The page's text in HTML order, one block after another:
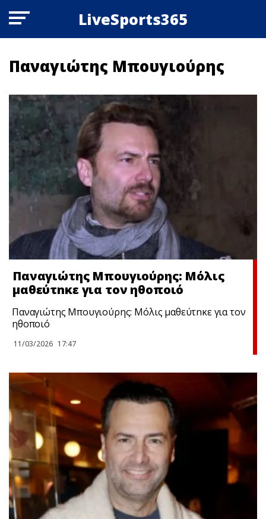
LiveSports365
Παναγιώτης Μπουγιούρης
Παναγιώτης Μπουγιούρης: Μόλις
μαθεύτnκε για τον ηθοποιό
Παναγιώτης Μπουγιούρης: Μόλις μαθεύτnκε για τον
ηθοποιό
11/03/2026 17:47